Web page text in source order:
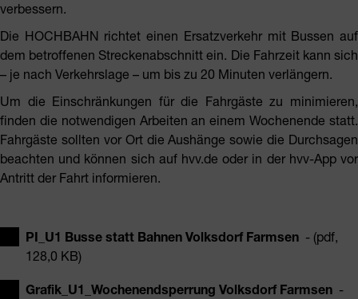
verbessern.
Die HOCHBAHN richtet einen Ersatzverkehr mit Bussen auf
dem betroffenen Streckenabschnitt ein. Die Fahrzeit kann sich
– je nach Verkehrslage – um bis zu 20 Minuten verlängern.
Um die Einschränkungen für die Fahrgäste zu minimieren,
finden die notwendigen Arbeiten an einem Wochenende statt.
Fahrgäste sollten vor Ort die Aushänge sowie die Durchsagen
beachten und können sich auf hvv.de oder in der hvv-App vor
Antritt der Fahrt informieren.
PI_U1 Busse statt Bahnen Volksdorf Farmsen - (pdf,
128,0 KB)
Grafik_U1_Wochenendsperrung Volksdorf Farmsen -